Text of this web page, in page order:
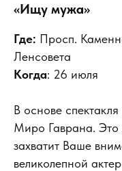
«Ищу мужа»
Где: Просп.
Ленсовета
Когда: 26 июля
В основе
Миро Гаврана. Это
захватит Ваше
великолепной